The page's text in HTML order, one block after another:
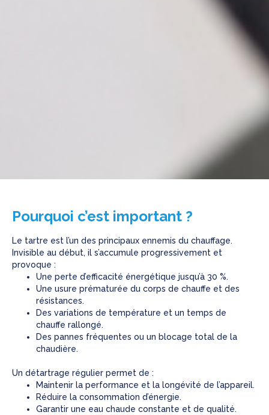
Pourquoi c’est important ?
Le tartre est l’un des principaux ennemis du chauffage.
Invisible au début, il s’accumule progressivement et
provoque :
Une perte d’efficacité énergétique jusqu’à 30 %.
Une usure prématurée du corps de chauffe et des
résistances.
Des variations de température et un temps de
chauffe rallongé.
Des pannes fréquentes ou un blocage total de la
chaudière.
Un détartrage régulier permet de :
Maintenir la performance et la longévité de l’appareil.
Réduire la consommation d’énergie.
Garantir une eau chaude constante et de qualité.